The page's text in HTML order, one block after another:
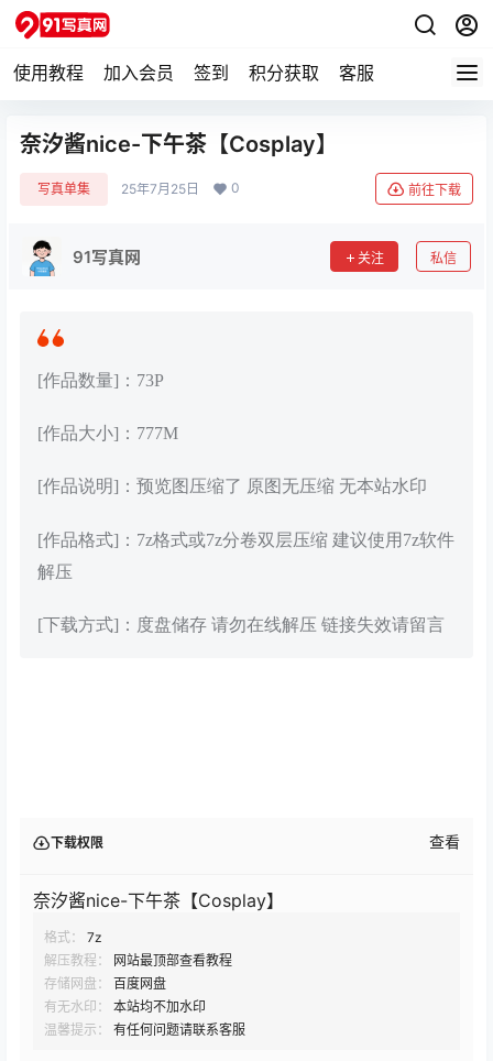
使用教程 加入会员 签到 积分获取 客服
奈汐酱nice-下午茶【Cosplay】
写真单集 25年7月25日 0 前往下载
91写真网 关注 私信
[作品数量]：73P
[作品大小]：777M
[作品说明]：预览图压缩了 原图无压缩 无本站水印
[作品格式]：7z格式或7z分卷双层压缩 建议使用7z软件
解压
[下载方式]：度盘储存 请勿在线解压 链接失效请留言
下载权限 查看
奈汐酱nice-下午茶【Cosplay】
格式：
7z
解压教程：
网站最顶部查看教程
存储网盘：
百度网盘
有无水印：
本站均不加水印
温馨提示：
有任何问题请联系客服